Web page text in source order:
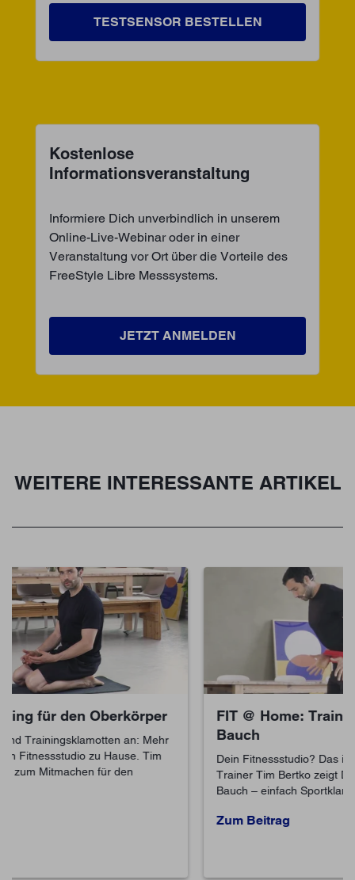
TESTSENSOR BESTELLEN
Kostenlose
Informationsveranstaltung
Informiere Dich unverbindlich in unserem
Online-Live-Webinar oder in einer
Veranstaltung vor Ort über die Vorteile des
FreeStyle Libre Messsystems.
JETZT ANMELDEN
WEITERE INTERESSANTE ARTIKEL
FIT @ Home: Training für Rumpf und
Bauch
Dein Fitnessstudio? Das ist jetzt bei Dir zu Hause! Dein
Trainer Tim Bertko zeigt Dir Übungen für Rumpf und
Bauch – einfach Sportklamotten an und mitmachen.